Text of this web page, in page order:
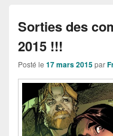
Sorties des
2015 !!!
Posté le 17 mars 2015par